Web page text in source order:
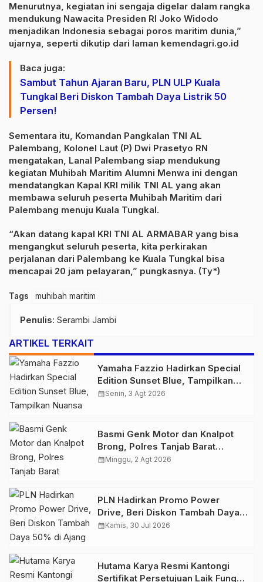
Menurutnya, kegiatan ini sengaja digelar dalam rangka
mendukung Nawacita Presiden RI Joko Widodo
menjadikan Indonesia sebagai poros maritim dunia,”
ujarnya, seperti dikutip dari laman kemendagri.go.id
Baca juga:
​Sambut Tahun Ajaran Baru, PLN ULP Kuala
Tungkal Beri Diskon Tambah Daya Listrik 50
Persen!
Sementara itu, Komandan Pangkalan TNI AL
Palembang, Kolonel Laut (P) Dwi Prasetyo RN
mengatakan, Lanal Palembang siap mendukung
kegiatan Muhibah Maritim Alumni Menwa ini dengan
mendatangkan Kapal KRI milik TNI AL yang akan
membawa seluruh peserta Muhibah Maritim dari
Palembang menuju Kuala Tungkal.
“Akan datang kapal KRI TNI AL ARMABAR yang bisa
mengangkut seluruh peserta, kita perkirakan
perjalanan dari Palembang ke Kuala Tungkal bisa
mencapai 20 jam pelayaran,” pungkasnya. (Ty*)
Tags muhibah maritim
Penulis: Serambi Jambi
ARTIKEL TERKAIT
Yamaha Fazzio Hadirkan Special
Edition Sunset Blue, Tampilkan
Nuansa Retro Summer yang
calendar_monthSenin, 3 Agt 2026
Basmi Genk Motor dan Knalpot
Brong, Polres Tanjab Barat
Amankan Belasan Kendaraan
calendar_monthMinggu, 2 Agt 2026
PLN Hadirkan Promo Power
Drive, Beri Diskon Tambah Daya
50% di Ajang GIIAS 2026
calendar_monthKamis, 30 Jul 2026
Hutama Karya Resmi Kantongi
Sertifikat Persetujuan Laik Fungsi